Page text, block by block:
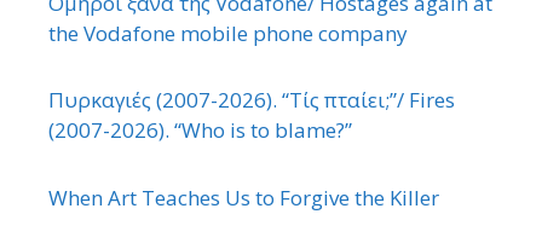
the Vodafone mobile phone company
Πυρκαγιές (2007-2026). “Τίς πταίει;”/ Fires
(2007-2026). “Who is to blame?”
When Art Teaches Us to Forgive the Killer